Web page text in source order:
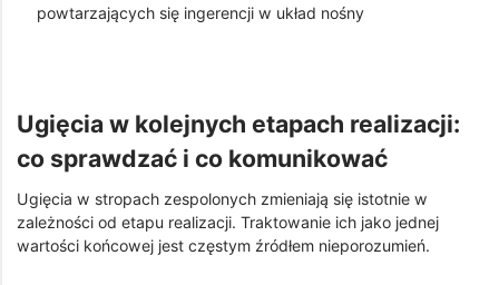
powtarzających się ingerencji w układ nośny
Ugięcia w kolejnych etapach realizacji:
co sprawdzać i co komunikować
Ugięcia w stropach zespolonych zmieniają się istotnie w
zależności od etapu realizacji. Traktowanie ich jako jednej
wartości końcowej jest częstym źródłem nieporozumień.